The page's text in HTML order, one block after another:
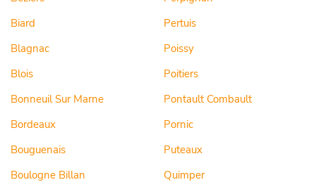
Biard
Blagnac
Blois
Bonneuil Sur Marne
Bordeaux
Bouguenais
Boulogne Billan
Pertuis
Poissy
Poitiers
Pontault Combault
Pornic
Puteaux
Quimper